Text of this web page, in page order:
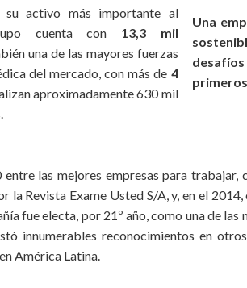
su activo más importante al
cuenta con 13,3 mil
una de las mayores fuerzas
del mercado, con más de 4
aproximadamente 630 mil
Una
primeros.
entre las mejores empresas para
la Revista Exame Usted S/A, y, en el
fue electa, por 21º año, como una de
innumerables reconocimientos en
América Latina.